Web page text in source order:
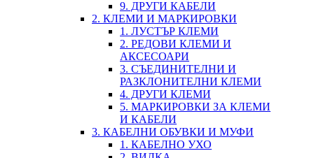
9. ДРУГИ КАБЕЛИ
2. КЛЕМИ И МАРКИРОВКИ
1. ЛУСТЪР КЛЕМИ
2. РЕДОВИ КЛЕМИ И
АКСЕСОАРИ
3. СЪЕДИНИТЕЛНИ И
РАЗКЛОНИТЕЛНИ КЛЕМИ
4. ДРУГИ КЛЕМИ
5. МАРКИРОВКИ ЗА КЛЕМИ
И КАБЕЛИ
3. КАБЕЛНИ ОБУВКИ И МУФИ
1. КАБЕЛНО УХО